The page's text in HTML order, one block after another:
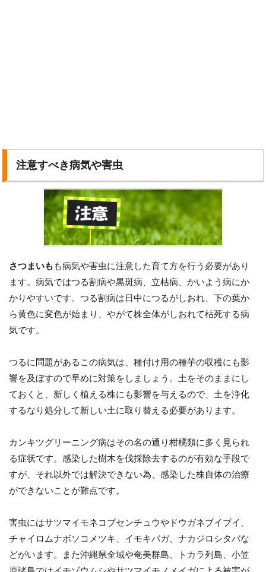
注意すべき病気や害虫
さつまいも も病気や害虫に注意した育て方を行う必要があり
ます。病気ではつる割病や黒斑病、立枯病、かいよう病にか
かりやすいです。つる割病は日中につるがしおれ、下の葉か
ら黄色に変色が始まり、やがて株全体がしおれて枯死する病
気です。
つるに問題があるこの病気は、種付け用の種芋の収穫にも影
響を及ぼすので早めに対策をしましょう。土をそのままにし
ておくと、新しく植える株にも影響を与えるので、土を浄化
するなり処分して新しい土に取り替える必要があります。
カンキツグリーニング病はその名の通り柑橘類に多く見られ
る症状です。感染した樹木を伐採除去するのが有効な手段で
すが、それ以外では解決できない為、感染した株自体の治療
ができないことが難点です。
害虫にはサツマイモネコブセンチュウやドウガネブイブイ、
チャイロムナボソコメツキ、イモキバガ、ナカジロシタバな
どがいます。また沖縄県全域や奄美群島、トカラ列島、小笠